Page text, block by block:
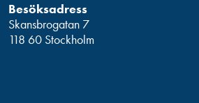
Besöksadress
Skansbrogatan 7
118 60 Stockholm